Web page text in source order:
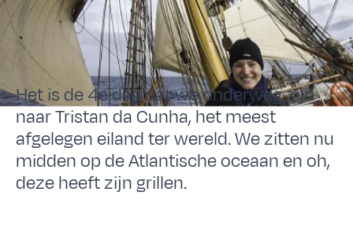
Het is de 4e dag dat we onderweg zijn
naar Tristan da Cunha, het meest
afgelegen eiland ter wereld. We zitten nu
midden op de Atlantische oceaan en oh,
deze heeft zijn grillen.